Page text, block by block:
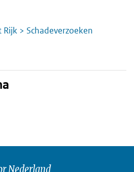
> Schadeverzoeken
Nederland